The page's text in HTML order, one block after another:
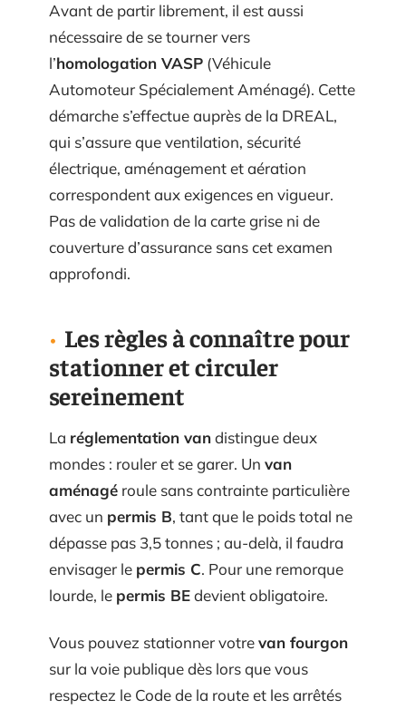
Avant de partir librement, il est aussi
nécessaire de se tourner vers
l’homologation VASP (Véhicule
Automoteur Spécialement Aménagé). Cette
démarche s’effectue auprès de la DREAL,
qui s’assure que ventilation, sécurité
électrique, aménagement et aération
correspondent aux exigences en vigueur.
Pas de validation de la carte grise ni de
couverture d’assurance sans cet examen
approfondi.
Les règles à connaître pour
stationner et circuler
sereinement
La réglementation vandistingue deux
mondes : rouler et se garer. Un van
aménagé roule sans contrainte particulière
avec un permis B, tant que le poids total ne
dépasse pas 3,5 tonnes ; au-delà, il faudra
envisager le permis C. Pour une remorque
lourde, le permis BEdevient obligatoire.
Vous pouvez stationner votrevan fourgon
sur la voie publique dès lors que vous
respectez le Code de la route et les arrêtés